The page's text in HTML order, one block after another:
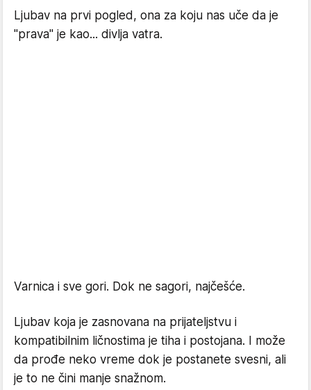
Ljubav na prvi pogled, ona za koju nas uče da je
"prava" je kao... divlja vatra.
Varnica i sve gori. Dok ne sagori, najčešće.
Ljubav koja je zasnovana na prijateljstvu i
kompatibilnim ličnostima je tiha i postojana. I može
da prođe neko vreme dok je postanete svesni, ali
je to ne čini manje snažnom.